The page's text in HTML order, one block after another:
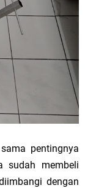
pentingnya
sudah membeli
dengan